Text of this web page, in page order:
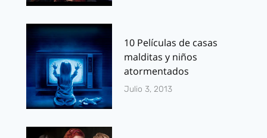
10 Películas de casas
malditas y niños
atormentados
Julio 3, 2013